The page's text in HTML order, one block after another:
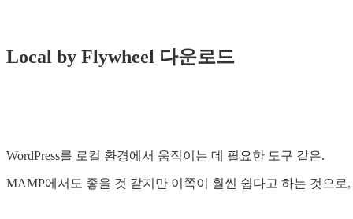
Local by Flywheel 다운로드
WordPress를 로컬 환경에서 움직이는 데 필요한 도구 같은.
MAMP에서도 좋을 것 같지만 이쪽이 훨씬 쉽다고 하는 것으로